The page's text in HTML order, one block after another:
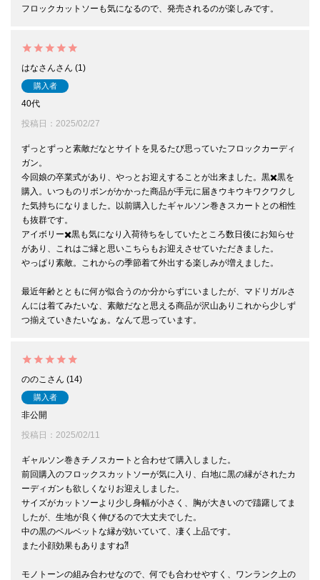
フロックカットソーも気になるので、発売されるのが楽しみです。
はなさん 1
購入者
40代
投稿日
2025/02/27
ずっとずっと素敵だなとサイトを見るたび思っていたフロックカーディ
ガン。
今回娘の卒業式があり、やっとお迎えすることが出来ました。黒✖️黒を
購入。いつものリボンがかかった商品が手元に届きウキウキワクワクし
た気持ちになりました。以前購入したギャルソン巻きスカートとの相性
も抜群です。
アイボリー✖️黒も気になり入荷待ちをしていたところ数日後にお知らせ
があり、これはご縁と思いこちらもお迎えさせていただきました。
やっぱり素敵。これからの季節着て外出する楽しみが増えました。
最近年齢とともに何が似合うのか分からずにいましたが、マドリガルさ
んには着てみたいな、素敵だなと思える商品が沢山ありこれから少しず
ののこ 14
購入者
非公開
投稿日
2025/02/11
ギャルソン巻きチノスカートと合わせて購入しました。
前回購入のフロックスカットソーが気に入り、白地に黒の縁がされたカ
ーディガンも欲しくなりお迎えしました。
サイズがカットソーより少し身幅が小さく、胸が大きいので躊躇してま
したが、生地が良く伸びるので大丈夫でした。
中の黒のベルベットな縁が効いていて、凄く上品です。
また小顔効果もありますね⁈
モノトーンの組み合わせなので、何でも合わせやすく、ワンランク上の